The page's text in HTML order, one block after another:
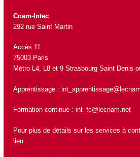
Cnam-Intec
292 rue Saint Martin
Accès 11
75003 Paris
Métro L4, L8 et 9 Strasbourg Saint Denis
Apprentissage :
Formation continue : int_fc@lecnam.net
Pour plus de détails sur les services à
lien